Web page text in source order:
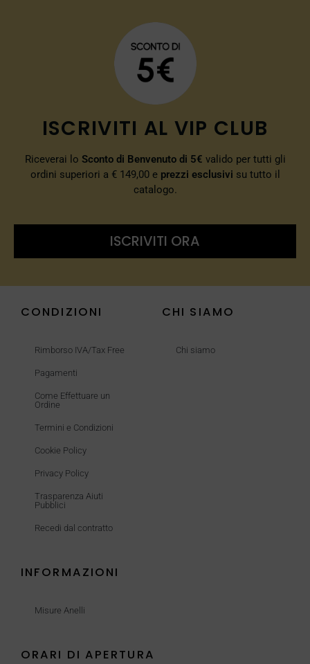
ISCRIVITI AL VIP CLUB
Riceverai lo Sconto di Benvenuto di 5€ valido per tutti gli
ordini superiori a € 149,00 e prezzi esclusivi su tutto il
catalogo.
ISCRIVITI ORA
CONDIZIONI
Rimborso IVA/Tax Free
Pagamenti
Come Effettuare un
Ordine
Termini e Condizioni
Cookie Policy
Privacy Policy
Trasparenza Aiuti
Pubblici
Recedi dal contratto
CHI SIAMO
Chi siamo
INFORMAZIONI
Misure Anelli
ORARI DI APERTURA